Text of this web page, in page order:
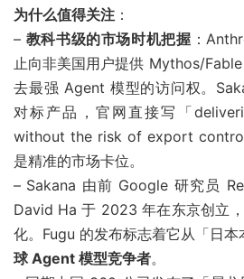
为什么值得关注 ：
– 教科书级的市场时机把握 ：
止向非美国用户提供 Mythos/
去最强 Agent 模型的访问权。
对标产品，官网直接写「
without the risk of export
是精准的市场卡位。
– Sakana 由前 Google 研究员
David Ha 于 2023 年在东京创立
化。Fugu 的发布标志着它从「日
球 Agent 模型竞争者。